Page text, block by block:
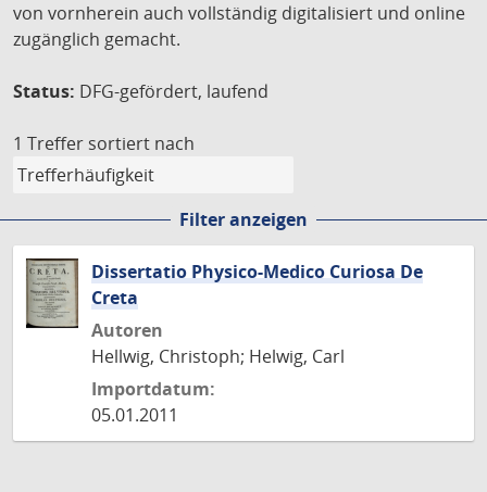
von vornherein auch vollständig digitalisiert und online
zugänglich gemacht.
Status: DFG-gefördert, laufend
1 Treffer sortiert nach
Filter anzeigen
Dissertatio Physico-Medico Curiosa De
Creta
Autoren
Hellwig, Christoph; Helwig, Carl
Importdatum:
05.01.2011